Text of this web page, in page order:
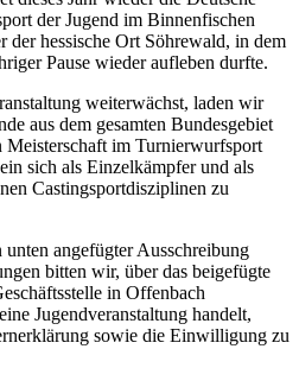
der Jugend im Binnenfischen
der hessische Ort Söhrewald, in dem
Pause wieder aufleben durfte.
weiterwächst, laden wir
aus dem gesamten Bundesgebiet
Meisterschaft im Turnierwurfsport
sich als Einzelkämpfer und als
Castingsportdisziplinen zu
angefügter Ausschreibung
bitten wir, über das beigefügte
in Offenbach
Jugendveranstaltung handelt,
sowie die Einwilligung zu